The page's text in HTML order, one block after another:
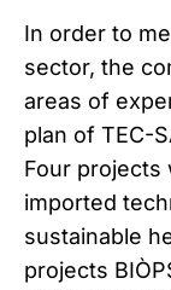
In order to
sector, the
areas of
plan of TEC-
Four projects
imported
sustainable
projects